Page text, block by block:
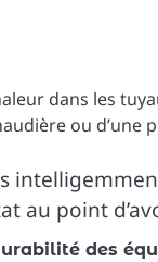
dans les
ou d’une
au point
des